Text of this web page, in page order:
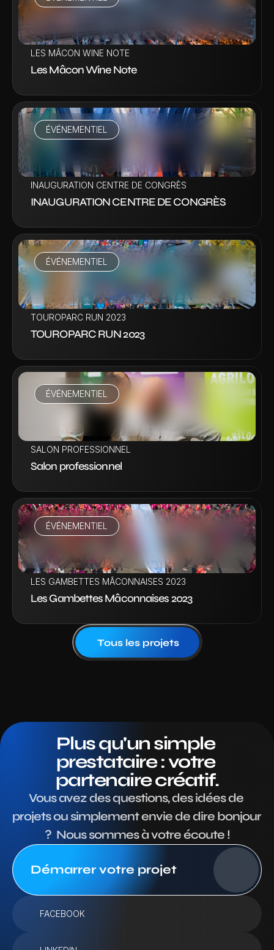
VOIR LA VIDÉO
LES MÂCON WINE NOTE
Les Mâcon Wine Note
ÉVÉNEMENTIEL
VOIR LA VIDÉO
INAUGURATION CENTRE DE CONGRÈS
INAUGURATION CENTRE DE CONGRÈS
ÉVÉNEMENTIEL
VOIR LA VIDÉO
TOUROPARC RUN 2023
TOUROPARC RUN 2023
ÉVÉNEMENTIEL
VOIR LA VIDÉO
SALON PROFESSIONNEL
Salon professionnel
ÉVÉNEMENTIEL
VOIR LA VIDÉO
LES GAMBETTES MÂCONNAISES 2023
Les Gambettes Mâconnaises 2023
Tous les projets
Plus qu'un simple
prestataire : votre
partenaire créatif.
Vous avez des questions, des idées de
projets ou simplement envie de dire bonjour
?  Nous sommes à votre écoute !
Démarrer votre projet
FACEBOOK